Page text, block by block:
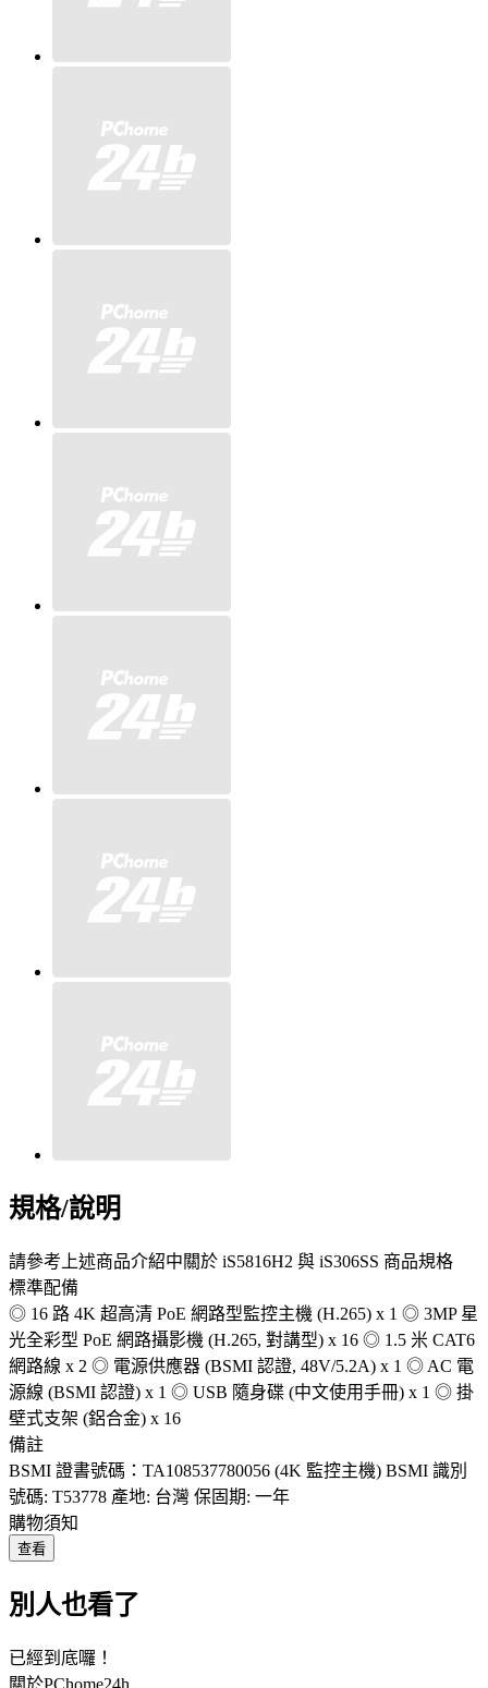
規格/說明
請參考上述商品介紹中關於 iS5816H2 與 iS306SS 商品規格
標準配備
◎ 16 路 4K 超高清 PoE 網路型監控主機 (H.265) x 1 ◎ 3MP 星
光全彩型 PoE 網路攝影機 (H.265, 對講型) x 16 ◎ 1.5 米 CAT6
網路線 x 2 ◎ 電源供應器 (BSMI 認證, 48V/5.2A) x 1 ◎ AC 電
源線 (BSMI 認證) x 1 ◎ USB 隨身碟 (中文使用手冊) x 1 ◎ 掛
壁式支架 (鋁合金) x 16
備註
BSMI 證書號碼：TA108537780056 (4K 監控主機) BSMI 識別
號碼: T53778 產地: 台灣 保固期: 一年
購物須知
查看
別人也看了
已經到底囉！
關於PChome24h